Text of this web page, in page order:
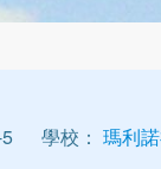
學校： 瑪利